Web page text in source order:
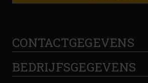
CONTACTGEGEVENS
BEDRIJFSGEGEVENS